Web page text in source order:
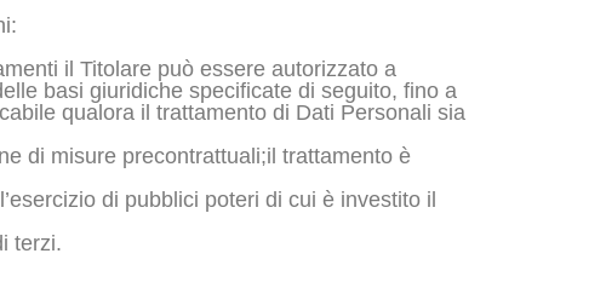
il Titolare può essere autorizzato a
basi giuridiche specificate di seguito, fino a
qualora il trattamento di Dati Personali sia
di misure precontrattuali;il trattamento è
di pubblici poteri di cui è investito il
terzi.